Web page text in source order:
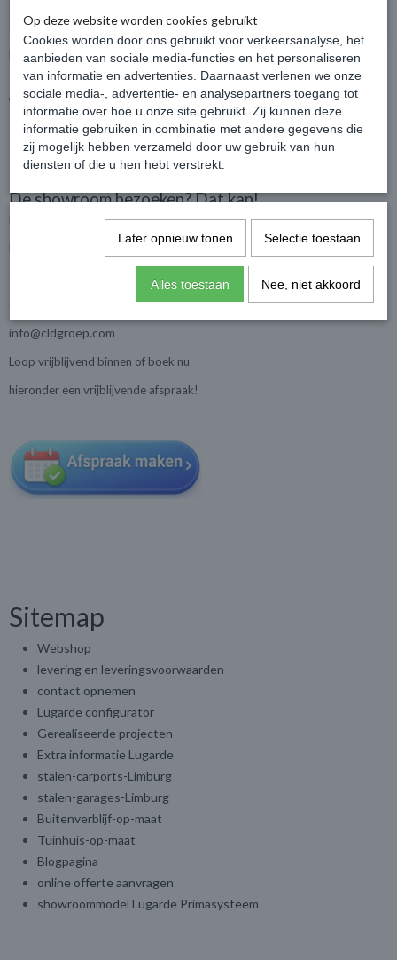
Breda 388x250
€ 3.051,88€ 3.212,50
Blokhut met overkapping Links
Varsseveld 300x250 +300cm
€ 2.531,46 € 2.664,70
De showroom bezoeken? Dat kan!
info@cldgroep.com
Loop vrijblijvend binnen of boek nu
hieronder een vrijblijvende afspraak!
Sitemap
Webshop
levering en leveringsvoorwaarden
contact opnemen
Lugarde configurator
Gerealiseerde projecten
Extra informatie Lugarde
stalen-carports-Limburg
stalen-garages-Limburg
Buitenverblijf-op-maat
Tuinhuis-op-maat
Blogpagina
online offerte aanvragen
showroommodel Lugarde Primasysteem
Op deze website worden cookies gebruikt
Cookies worden door ons gebruikt voor verkeersanalyse, het
aanbieden van sociale media-functies en het personaliseren
van informatie en advertenties. Daarnaast verlenen we onze
sociale media-, advertentie- en analysepartners toegang tot
informatie over hoe u onze site gebruikt. Zij kunnen deze
informatie gebruiken in combinatie met andere gegevens die
zij mogelijk hebben verzameld door uw gebruik van hun
diensten of die u hen hebt verstrekt.
Later opnieuw tonen Selectie toestaan
Alles toestaan Nee, niet akkoord